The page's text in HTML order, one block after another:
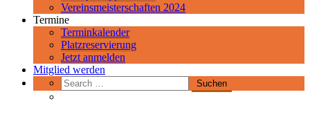
Vereinsmeisterschaften 2024
Termine
Terminkalender
Platzreservierung
Jetzt anmelden
Mitglied werden